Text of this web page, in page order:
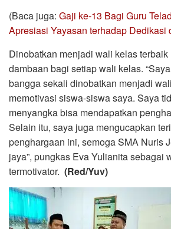
(Baca juga: Gaji ke-13 Bagi Guru
Apresiasi Yayasan terhadap Dedikasi
Dinobatkan menjadi wali kelas terbaik
dambaan bagi setiap wali kelas.
bangga sekali dinobatkan menjadi
memotivasi siswa-siswa saya. Saya
menyangka bisa mendapatkan
Selain itu, saya juga mengucapkan
penghargaan ini, semoga SMA Nuris
jaya”, pungkas Eva Yulianita sebagai
termotivator. (Red/Yuv)